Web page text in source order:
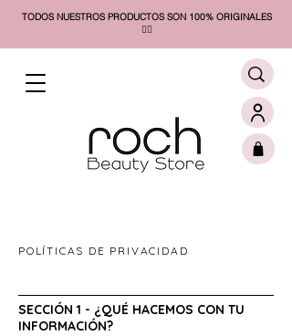
TODOS NUESTROS PRODUCTOS SON 100% ORIGINALES
❤️‍🔥​
POLÍTICAS DE PRIVACIDAD
SECCIÓN 1 - ¿QUÉ HACEMOS CON TU
INFORMACIÓN?